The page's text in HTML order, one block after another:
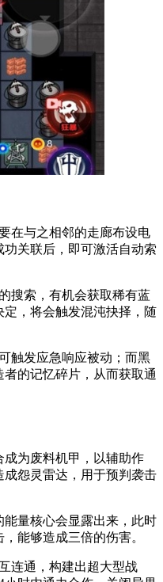
在与之相邻的走廊布设电
关联后，即可激活自动索
搜索，有机会获取稀有蓝
，将会触发混沌抉择，随
触发应急响应被动；而黑
的记忆碎片，从而获取通
成为废料机甲，以辅助作
怨灵雷达，用于预判袭击
能量核心会显露出来，此时
能够造成三倍的伤害。
连通，构建出超大型战